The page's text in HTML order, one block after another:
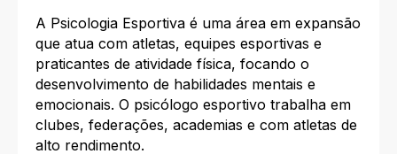
A Psicologia Esportiva é uma área em expansão
que atua com atletas, equipes esportivas e
praticantes de atividade física, focando o
desenvolvimento de habilidades mentais e
emocionais. O psicólogo esportivo trabalha em
clubes, federações, academias e com atletas de
alto rendimento.​